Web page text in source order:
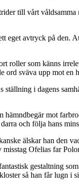
till vårt
avtryck på den.
roller som känns
ord sväva upp mot en
i dagens
mot
och följa hans
älskar han den
Ofelias far
gestaltning
så han får lugn i